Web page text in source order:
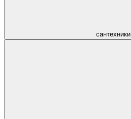
сантехники